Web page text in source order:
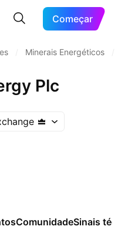
Começar
Minerais Energéticos
Plc
ComunidadeSinais